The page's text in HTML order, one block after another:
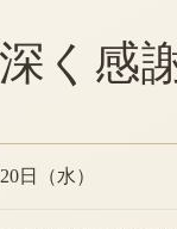
く感
日（水）